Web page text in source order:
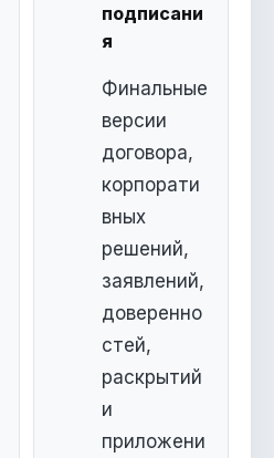
подписани
я
Финальные
версии
договора,
корпорати
вных
решений,
заявлений,
доверенно
стей,
раскрытий
и
приложени